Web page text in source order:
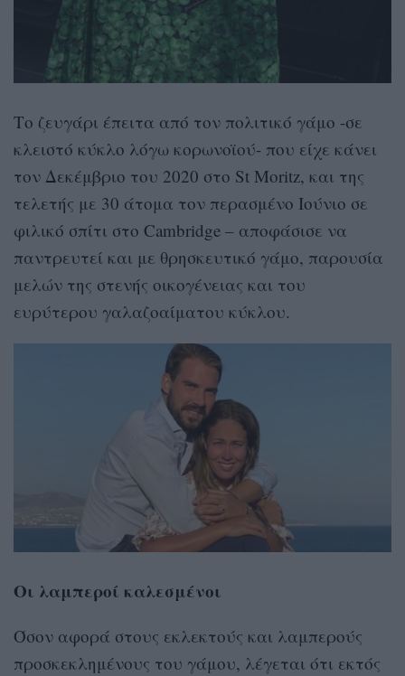
Tο ζευγάρι έπειτα από τον πολιτικό γάμο -σε
κλειστό κύκλο λόγω κορωνοϊού- που είχε κάνει
τον Δεκέμβριο του 2020 στο St Moritz, και της
τελετής με 30 άτομα τον περασμένο Ιούνιο σε
φιλικό σπίτι στο Cambridge – αποφάσισε να
παντρευτεί και με θρησκευτικό γάμο, παρουσία
μελών της στενής οικογένειας και του
ευρύτερου γαλαζοαίματου κύκλου.
Οι λαμπεροί καλεσμένοι
Όσον αφορά στους εκλεκτούς και λαμπερούς
προσκεκλημένους του γάμου, λέγεται ότι εκτός